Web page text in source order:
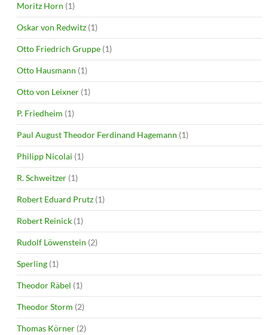
Moritz Horn (1)
Oskar von Redwitz (1)
Otto Friedrich Gruppe (1)
Otto Hausmann (1)
Otto von Leixner (1)
P. Friedheim (1)
Paul August Theodor Ferdinand Hagemann (1)
Philipp Nicolai (1)
R. Schweitzer (1)
Robert Eduard Prutz (1)
Robert Reinick (1)
Rudolf Löwenstein (2)
Sperling (1)
Theodor Räbel (1)
Theodor Storm (2)
Thomas Körner (2)